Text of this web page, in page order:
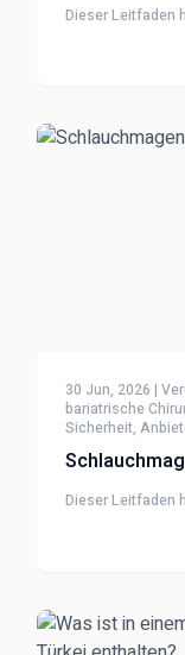
Dieser Leitfaden
30 Jun, 2026 |
bariatrische
Sicherheit,
Dieser Leitfaden